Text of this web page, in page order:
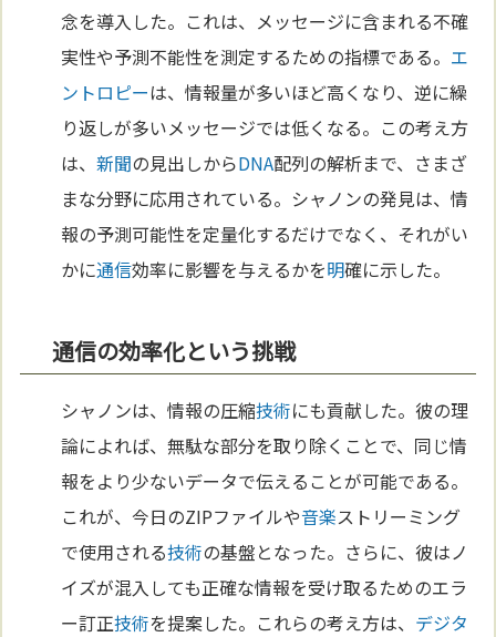
念を導入した。これは、メッセージに含まれる不確
実性や予測不能性を測定するための指標である。 エ
ントロピーは、情報量が多いほど高くなり、逆に繰
り返しが多いメッセージでは低くなる。この考え方
は、新聞の見出しからDNA配列の解析まで、さまざ
まな分野に応用されている。シャノンの発見は、情
報の予測可能性を定量化するだけでなく、それがい
かに通信効率に影響を与えるかを明確に示した。
通信の効率化という挑戦
シャノンは、情報の圧縮技術にも貢献した。彼の理
論によれば、無駄な部分を取り除くことで、同じ情
報をより少ないデータで伝えることが可能である。
これが、今日のZIPファイルや音楽ストリーミング
で使用される技術の基盤となった。さらに、彼はノ
イズが混入しても正確な情報を受け取るためのエラ
ー訂正技術を提案した。これらの考え方は、 デジタ